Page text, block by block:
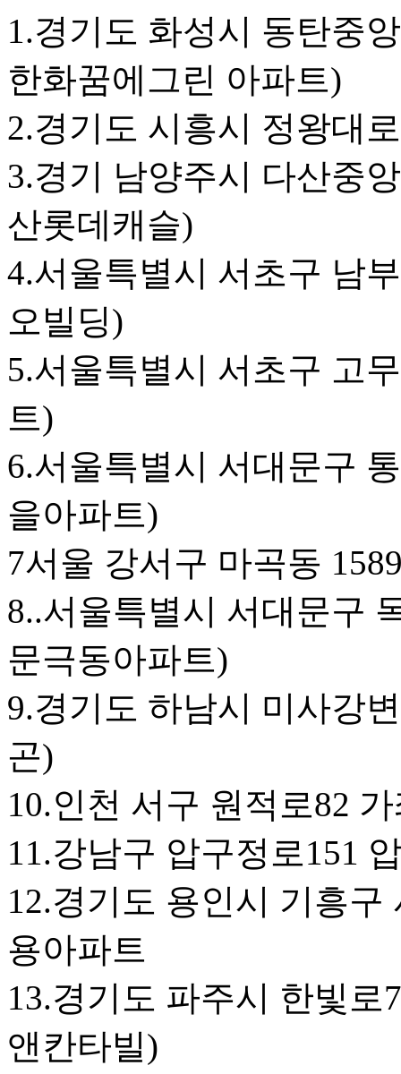
1.경기도 화성시 동탄중
한화꿈에그린 아파트)
2.경기도 시흥시 정왕대
3.경기 남양주시 다산중
산롯데캐슬)
4.서울특별시 서초구 남
오빌딩)
5.서울특별시 서초구 고
트)
6.서울특별시 서대문구
을아파트)
7서울 강서구 마곡동
8..서울특별시 서대문구
문극동아파트)
9.경기도 하남시 미사강
곤)
10.인천 서구 원적로82
11.강남구 압구정로151
12.경기도 용인시 기흥구
용아파트
13.경기도 파주시 한빛
앤칸타빌)